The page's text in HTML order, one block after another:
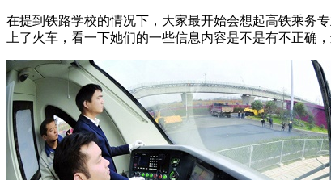
在提到铁路学校的情况下，大家最开始会想起高铁乘务
上了火车，看一下她们的一些信息内容是不是有不正确